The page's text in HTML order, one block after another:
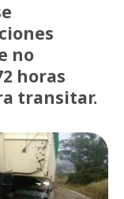
no
horas
transitar.